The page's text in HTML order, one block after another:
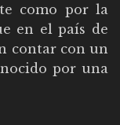
como por la
en el país de
contar con un
por una